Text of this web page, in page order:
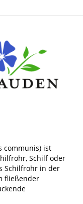
communis) ist
Schilf oder
Schilfrohr in der
fließender